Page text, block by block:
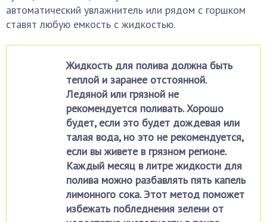
автоматический увлажнитель или рядом с горшком
ставят любую емкость с жидкостью.
Жидкость для полива должна быть
теплой и заранее отстоянной.
Ледяной или грязной не
рекомендуется поливать. Хорошо
будет, если это будет дождевая или
талая вода, но это не рекомендуется,
если вы живете в грязном регионе.
Каждый месяц в литре жидкости для
полива можно разбавлять пять капель
лимонного сока. Этот метод поможет
избежать побледнения зелени от